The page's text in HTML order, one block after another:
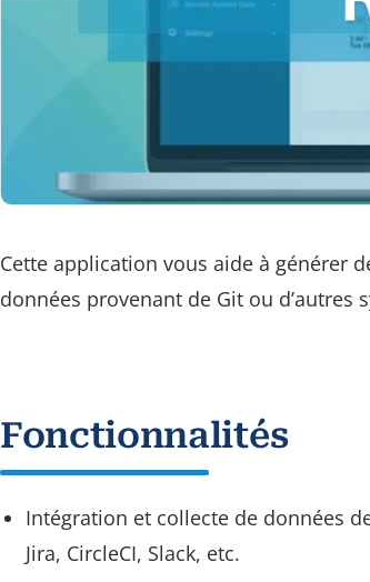
Cette application vous aide à générer
données provenant de Git ou
Fonctionnalités
Intégration et collecte de données
Jira, CircleCI, Slack, etc.